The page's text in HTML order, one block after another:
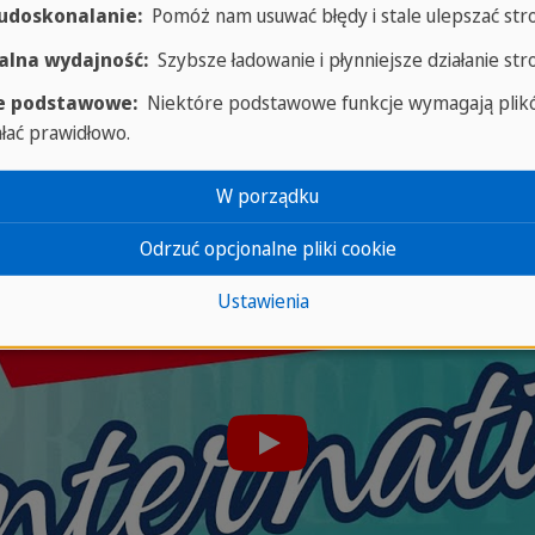
destynację:
Pomóż nam usuwać błędy i stale ulepszać
wydajność:Szybsze ładowanie i płynniejsze działanie
podstawowe:Niektóre podstawowe funkcje wymagają
prawidłowo.
Ustawienia
Odrzuć opcjonalne pliki cookie
W porządku